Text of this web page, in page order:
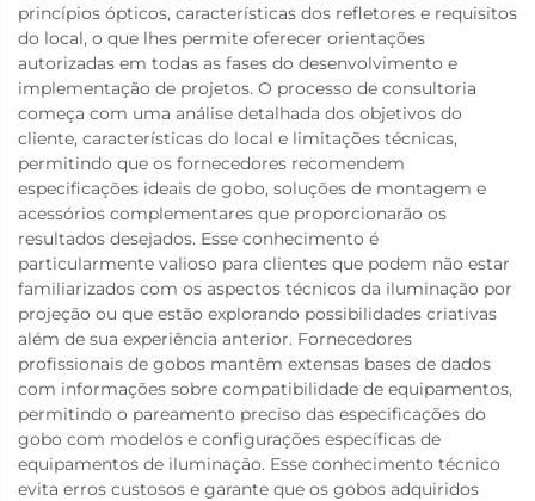
princípios ópticos, características dos refletores e requisitos
do local, o que lhes permite oferecer orientações
autorizadas em todas as fases do desenvolvimento e
implementação de projetos. O processo de consultoria
começa com uma análise detalhada dos objetivos do
cliente, características do local e limitações técnicas,
permitindo que os fornecedores recomendem
especificações ideais de gobo, soluções de montagem e
acessórios complementares que proporcionarão os
resultados desejados. Esse conhecimento é
particularmente valioso para clientes que podem não estar
familiarizados com os aspectos técnicos da iluminação por
projeção ou que estão explorando possibilidades criativas
além de sua experiência anterior. Fornecedores
profissionais de gobos mantêm extensas bases de dados
com informações sobre compatibilidade de equipamentos,
permitindo o pareamento preciso das especificações do
gobo com modelos e configurações específicas de
equipamentos de iluminação. Esse conhecimento técnico
evita erros custosos e garante que os gobos adquiridos